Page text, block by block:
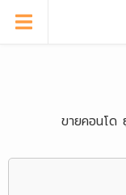
ขายคอนโด